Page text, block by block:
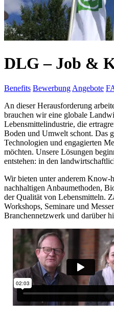
DLG – Job &
Benefits Bewerbung Angebote
An dieser Herausforderung
brauchen wir eine globale
Lebensmittelindustrie, die
Boden und Umwelt schont. Das
Technologien und engagierten
möchten. Unsere Lösungen
entstehen: in den
Wir bieten unter anderem Know-
nachhaltigen Anbaumethoden,
der Qualität von Lebensmitteln.
Workshops, Seminare und
Branchennetzwerk und darüber